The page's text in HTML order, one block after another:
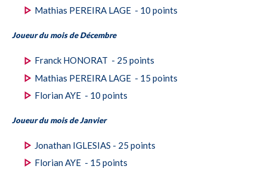
Mathias PEREIRA LAGE - 10 points
Joueur du mois de Décembre
Franck HONORAT - 25 points
Mathias PEREIRA LAGE - 15 points
Florian AYE - 10 points
Joueur du mois de Janvier
Jonathan IGLESIAS - 25 points
Florian AYE - 15 points